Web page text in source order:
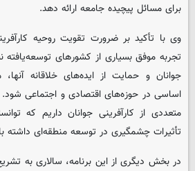
برای مسائل پیچیده جامعه ارائه دهد.
وی با تأکید بر ضرورت تقویت روحیه
تجربه موفق بسیاری از کشورهای
جوانان و حمایت از ایده‌های خلاقانه
اساسی در حوزه‌های اقتصادی و اجتماعی شود.
متعددی از کارآفرینی جوانان داریم که
تأثیرات چشمگیری در توسعه منطقه‌ای داشته
در بخش دیگری از این برنامه، سالاری به